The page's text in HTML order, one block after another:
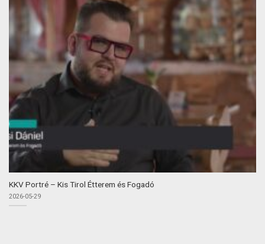
KKV Portré – Kis Tirol Étterem és Fogadó
2026-05-29